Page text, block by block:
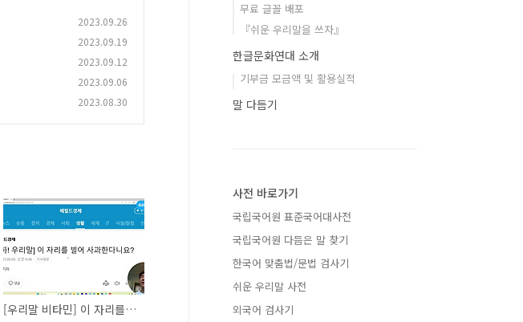
2023.09.26
2023.09.19
2023.09.12
2023.09.06
2023.08.30
[우리말 비타민] 이 자리를 빌려
무료 글꼴 배포
『쉬운 우리말을 쓰자』
한글문화연대 소개
기부금 모금액 및 활용실적
말 다듬기
사전 바로가기
국립국어원 표준국어대사전
국립국어원 다듬은 말 찾기
한국어 맞춤법/문법 검사기
쉬운 우리말 사전
외국어 검사기